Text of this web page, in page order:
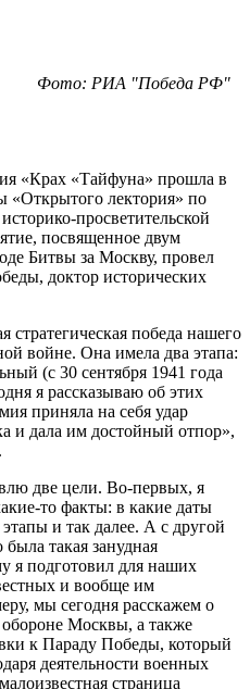
Фото: РИА "Победа РФ"
«Крах «Тайфуна» прошла в
«Открытого лектория» по
просветительской
посвященное двум
Битвы за Москву, провел
доктор исторических
стратегическая победа нашего
войне. Она имела два этапа:
(с 30 сентября 1941 года
я рассказываю об этих
приняла на себя удар
и дала им достойный отпор»,
две цели. Во-первых, я
то факты: в какие даты
и так далее. А с другой
такая занудная
я подготовил для наших
и вообще им
мы сегодня расскажем о
Москвы, а также
к Параду Победы, который
деятельности военных
страница